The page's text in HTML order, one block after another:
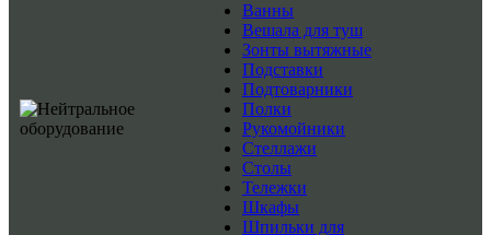
Ванны
Вешала для туш
Зонты вытяжные
Подставки
Подтоварники
Полки
Рукомойники
Стеллажи
Столы
Тележки
Шкафы
Шпильки для